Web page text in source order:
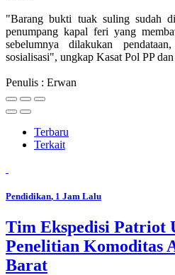
"Barang bukti tuak suling sudah
penumpang kapal feri yang
sebelumnya dilakukan
sosialisasi", ungkap Kasat Pol PP
Penulis : Erwan
Terbaru
Terkait
Pendidikan, 1 Jam Lalu
Tim Ekspedisi Patriot
Penelitian Komoditas
Barat